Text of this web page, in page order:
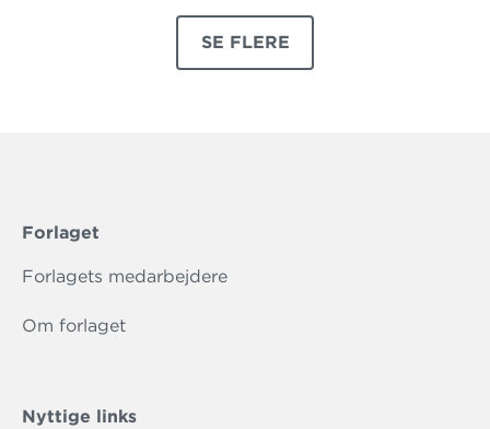
SE FLERE
PRODUKTER
Forlaget
Forlagets medarbejdere
Om forlaget
Nyttige links